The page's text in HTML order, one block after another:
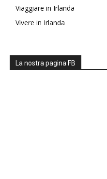
Viaggiare in Irlanda
Vivere in Irlanda
La nostra pagina FB